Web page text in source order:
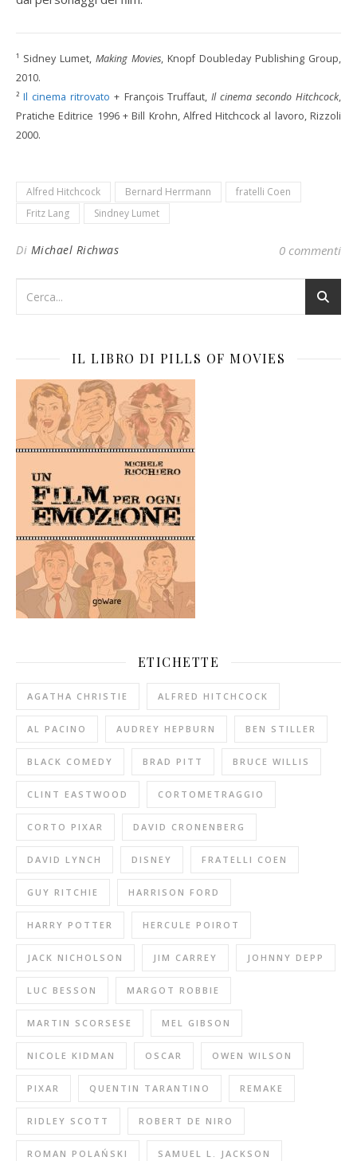
¹ Sidney Lumet,Making Movies, Knopf Doubleday Publishing Group,
2010.
²Il cinema ritrovato + François Truffaut, Il cinema secondo Hitchcock,
Pratiche Editrice 1996 + Bill Krohn, Alfred Hitchcock al lavoro, Rizzoli
2000.
Alfred Hitchcock Bernard Herrmann
fratelli Coen
Fritz Lang
Sindney Lumet
Di Michael Richwas 0 commenti
IL LIBRO DI PILLS OF MOVIES
ETICHETTE
AGATHA CHRISTIE ALFRED HITCHCOCK
AL PACINO AUDREY HEPBURN BEN STILLER
BLACK COMEDY BRAD PITT BRUCE WILLIS
CLINT EASTWOOD CORTOMETRAGGIO
CORTO PIXAR DAVID CRONENBERG
DAVID LYNCH DISNEY FRATELLI COEN
GUY RITCHIE HARRISON FORD
HARRY POTTER HERCULE POIROT
JACK NICHOLSON JIM CARREY JOHNNY DEPP
LUC BESSON MARGOT ROBBIE
MARTIN SCORSESE MEL GIBSON
NICOLE KIDMAN OSCAR OWEN WILSON
PIXAR QUENTIN TARANTINO REMAKE
RIDLEY SCOTT ROBERT DE NIRO
ROMAN POLAŃSKI SAMUEL L. JACKSON